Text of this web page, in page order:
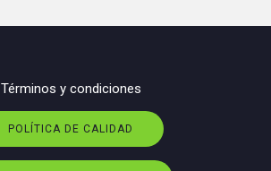
Términos y condiciones
POLÍTICA DE CALIDAD